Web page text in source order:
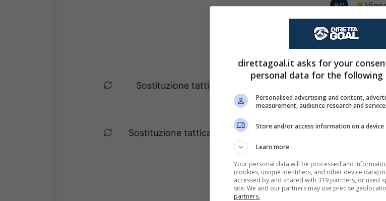
84'
83'
Sostituzione tattica. Yan Diomande esce ed
entra Johan Bakayoko.
Sostituzione tattica. Ridle Baku esce ed entra
Benjamin Henrichs.
78'
direttagoal.it asks for your
personal data for the following
Personalised advertising and content,
measurement, audience research and
Store and/or access information on a device
Learn more
Your personal data will be processed and
(cookies, unique identifiers, and other device data)
accessed by and shared with 319 partners, or used
site. We and our partners may use precise
partners.